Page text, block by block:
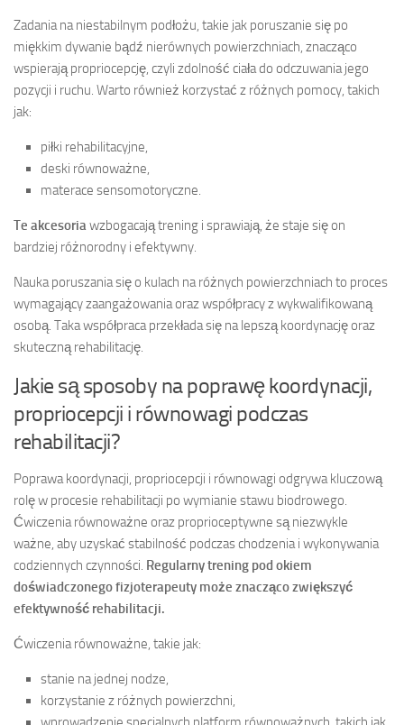
Zadania na niestabilnym podłożu, takie jak poruszanie się po
miękkim dywanie bądź nierównych powierzchniach, znacząco
wspierają propriocepcję, czyli zdolność ciała do odczuwania jego
pozycji i ruchu. Warto również korzystać z różnych pomocy, takich
jak:
piłki rehabilitacyjne,
deski równoważne,
materace sensomotoryczne.
Te akcesoriawzbogacają trening i sprawiają, że staje się on
bardziej różnorodny i efektywny.
Nauka poruszania się o kulach na różnych powierzchniach to proces
wymagający zaangażowania oraz współpracy z wykwalifikowaną
osobą. Taka współpraca przekłada się na lepszą koordynację oraz
skuteczną rehabilitację.
Jakie są sposoby na poprawę koordynacji,
propriocepcji i równowagi podczas
rehabilitacji?
Poprawa koordynacji, propriocepcji i równowagi odgrywa kluczową
rolę w procesie rehabilitacji po wymianie stawu biodrowego.
Ćwiczenia równoważne oraz proprioceptywne są niezwykle
ważne, aby uzyskać stabilność podczas chodzenia i wykonywania
codziennych czynności. Regularny trening pod okiem
doświadczonego fizjoterapeuty może znacząco zwiększyć
efektywność rehabilitacji.
Ćwiczenia równoważne, takie jak:
stanie na jednej nodze,
korzystanie z różnych powierzchni,